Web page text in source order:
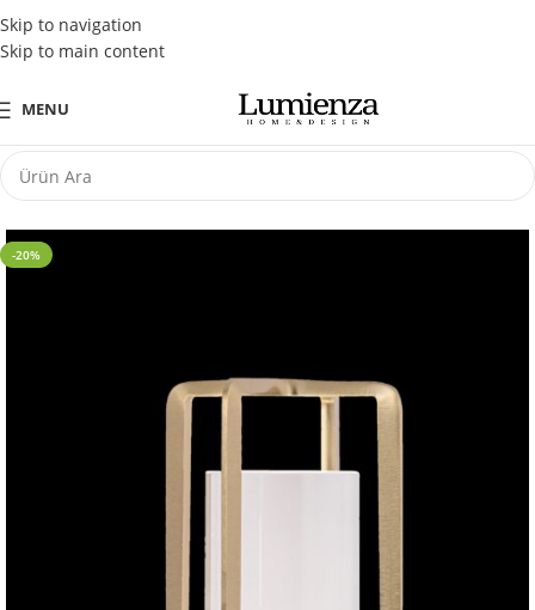
Skip to navigation
Skip to main content
Tüm Kredi Kartlarına Peşin Fiyatına 3 Taksit Fırsatı
MENU
-20%